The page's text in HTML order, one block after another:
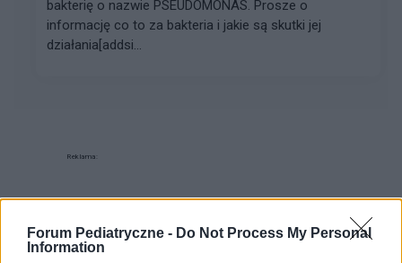
Forum Pediatryczne - Do Not Process My Personal
Information
bakterię o nazwie PSEUDOMONAS. Prosze o
informację co to za bakteria i jakie są skutki jej
działania[addsi...
Reklama: